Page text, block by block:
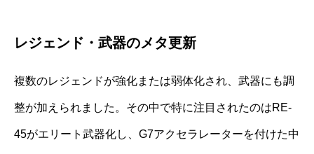
レジェンド・武器のメタ更新
複数のレジェンドが強化または弱体化され、武器にも調
整が加えられました。その中で特に注目されたのはRE-
45がエリート武器化し、G7アクセラレーターを付けた中